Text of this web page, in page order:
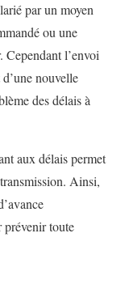
par un moyen
ou une
l’envoi
nouvelle
des délais à
aux délais permet
Ainsi,
prévenir toute